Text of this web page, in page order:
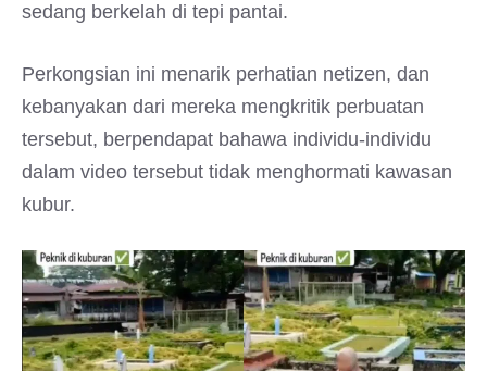
sedang berkelah di tepi pantai.
Perkongsian ini menarik perhatian netizen, dan
kebanyakan dari mereka mengkritik perbuatan
tersebut, berpendapat bahawa individu-individu
dalam video tersebut tidak menghormati kawasan
kubur.